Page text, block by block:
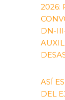
2026:
DN-
ASÍ
DEL